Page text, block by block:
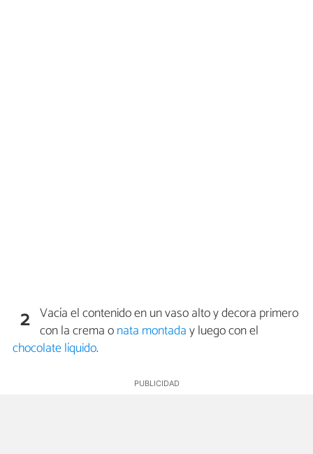
2 Vacía el contenido en un vaso alto y decora primero
con la crema onata montaday luego con el
chocolate líquido.